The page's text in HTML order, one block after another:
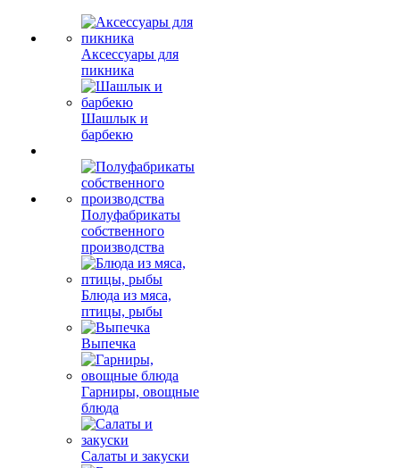
Аксессуары для
пикника
Шашлык и
барбекю
Полуфабрикаты
собственного
производства
Блюда из мяса,
птицы, рыбы
Выпечка
Гарниры, овощные
блюда
Салаты и закуски